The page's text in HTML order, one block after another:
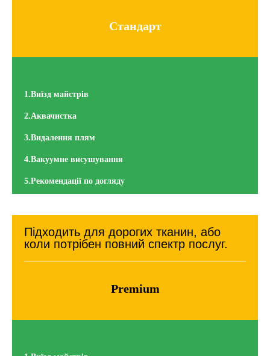
Стандарт
1.Виїзд майстрів
2.Аквачистка
3.Видалення плям
4.Вакуумне висушування
5.Рекомендації по догляду
Підходить для дорогих тканин, або
коли потрібен повний спектр послуг.
Premium